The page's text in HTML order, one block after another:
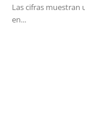
Las cifras muestran
en...